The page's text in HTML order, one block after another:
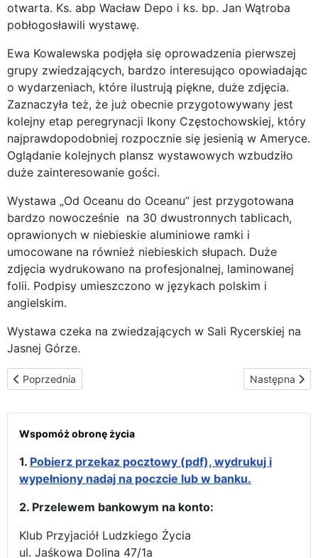
otwarta. Ks. abp Wacław Depo i ks. bp. Jan Wątroba
pobłogosławili wystawę.
Ewa Kowalewska podjęła się oprowadzenia pierwszej
grupy zwiedzających, bardzo interesująco opowiadając
o wydarzeniach, które ilustrują piękne, duże zdjęcia.
Zaznaczyła też, że już obecnie przygotowywany jest
kolejny etap peregrynacji Ikony Częstochowskiej, który
najprawdopodobniej rozpocznie się jesienią w Ameryce.
Oglądanie kolejnych plansz wystawowych wzbudziło
duże zainteresowanie gości.
Wystawa „Od Oceanu do Oceanu” jest przygotowana
bardzo nowocześnie na 30 dwustronnych tablicach,
oprawionych w niebieskie aluminiowe ramki i
umocowane na również niebieskich słupach. Duże
zdjęcia wydrukowano na profesjonalnej, laminowanej
folii. Podpisy umieszczono w językach polskim i
angielskim.
Wystawa czeka na zwiedzających w Sali Rycerskiej na
Jasnej Górze.
Poprzednia strona: Wizyta Ikony Częstochowskiej w Kościele
Poprzednia Następna
Następna
Wspomóż obronę życia
1. Pobierz przekaz pocztowy (pdf), wydrukuj i
wypełniony nadaj na poczcie lub w banku.
2. Przelewem bankowym na konto:
Klub Przyjaciół Ludzkiego Życia
ul. Jaśkowa Dolina 47/1a